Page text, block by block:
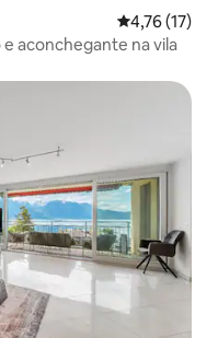
4,76 de uma
4,76 (17)
aconchegante na vila